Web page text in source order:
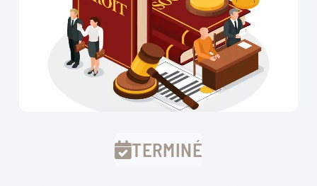
TERMINÉ